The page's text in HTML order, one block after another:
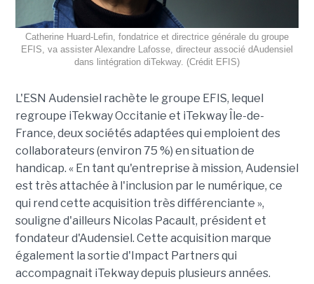
Catherine Huard-Lefin, fondatrice et directrice générale du groupe
EFIS, va assister Alexandre Lafosse, directeur associé dAudensiel
dans lintégration diTekway. (Crédit EFIS)
L'ESN Audensiel rachète le groupe EFIS, lequel
regroupe iTekway Occitanie et iTekway Île-de-
France, deux sociétés adaptées qui emploient des
collaborateurs (environ 75 %) en situation de
handicap. « En tant qu'entreprise à mission, Audensiel
est très attachée à l'inclusion par le numérique, ce
qui rend cette acquisition très différenciante »,
souligne d'ailleurs Nicolas Pacault, président et
fondateur d'Audensiel. Cette acquisition marque
également la sortie d'Impact Partners qui
accompagnait iTekway depuis plusieurs années.